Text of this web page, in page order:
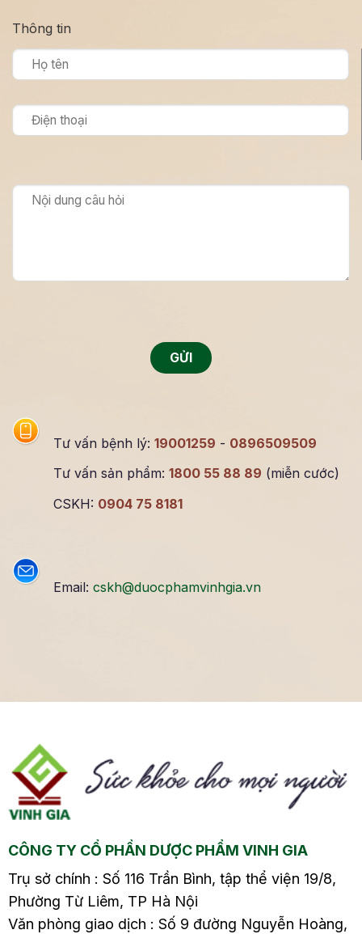
Thông tin
Tư vấn bệnh lý: 19001259 - 0896509509
Tư vấn sản phẩm: 1800 55 88 89 (miễn cước)
CSKH: 0904 75 8181
Email: cskh@duocphamvinhgia.vn
CÔNG TY CỔ PHẦN DƯỢC PHẨM VINH GIA
Trụ sở chính : Số 116 Trần Bình, tập thể viện 19/8,
Phường Từ Liêm, TP Hà Nội
Văn phòng giao dịch : Số 9 đường Nguyễn Hoàng,